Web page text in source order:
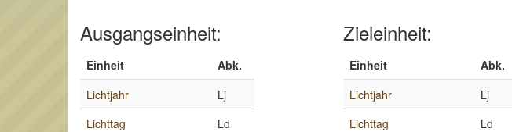
Ausgangseinheit:
Einheit
Abk.
Lichtjahr
Lj
Lichttag
Ld
Zieleinheit:
Einheit
Abk.
Lichtjahr
Lj
Lichttag
Ld